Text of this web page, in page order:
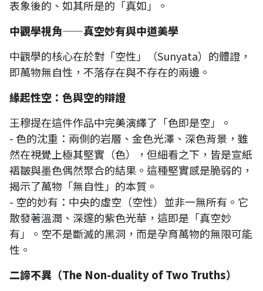
表象後的、如其所是的「真如」。
中觀學視角——真空妙有與中道美學
中觀學的核心在於對「空性」（Sunyata）的體證，
即萬物無自性，不落存在與不存在的兩邊。
緣起性空：色與空的辯證
王穆提在這件作品中完美演繹了「色即是空」。
- 色的沈重：兩側的岩層、金色光澤、深色背景，雖
然在視覺上極其堅實（色），但細看之下，皆是宣紙
褶皺與墨色偶然聚合的結果。這種堅實感是脆弱的，
揭示了萬物「無自性」的本質。
- 空的妙有：中央的虛空（空性）並非一無所有。它
散發著溫潤、深邃的紫色光華，這即是「真空妙
有」。空不是斷滅的黑洞，而是孕育萬物的無限可能
性。
二諦不異（The Non-duality of Two Truths）